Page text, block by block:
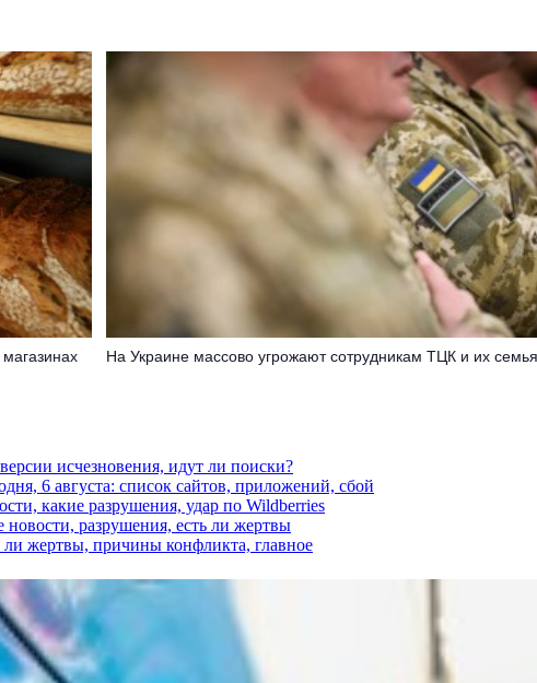
На Украине массово угрожают сотрудникам ТЦК и их
исчезновения, идут ли поиски?
6 августа: список сайтов, приложений, сбой
какие разрушения, удар по Wildberries
разрушения, есть ли жертвы
ли жертвы, причины конфликта, главное